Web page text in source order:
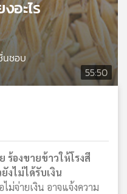
55:50
อะไร
นชอบ
ร้องขายข้าวให้โรงสี
งไม่ได้รับเงิน
ม่จ่ายเงิน อาจแจ้งความ